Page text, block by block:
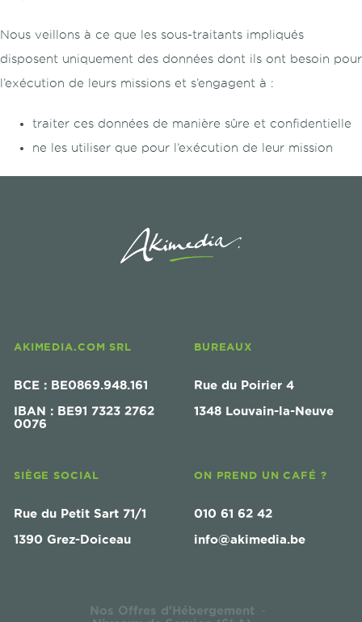
Nous veillons à ce que les sous-traitants impliqués
disposent uniquement des données dont ils ont besoin pour
l’exécution de leurs missions et s’engagent à :
traiter ces données de manière sûre et confidentielle
ne les utiliser que pour l’exécution de leur mission
AKIMEDIA.COM SRL
BCE : BE0869.948.161
IBAN : BE91 7323 2762
0076
BUREAUX
Rue du Poirier 4
1348 Louvain-la-Neuve
SIÈGE SOCIAL
Rue du Petit Sart 71/1
1390 Grez-Doiceau
ON PREND UN CAFÉ ?
010 61 62 42
info@akimedia.be
Nos Offres d'Hébergement -